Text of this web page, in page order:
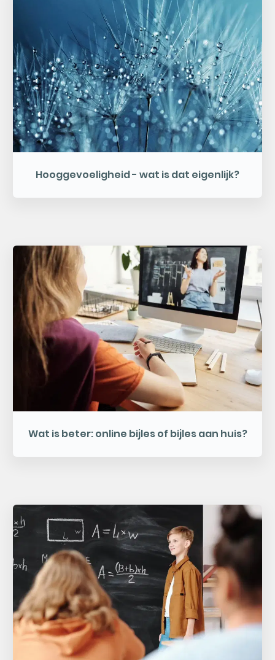
Hooggevoeligheid - wat is dat eigenlijk?
Wat is beter: online bijles of bijles aan huis?